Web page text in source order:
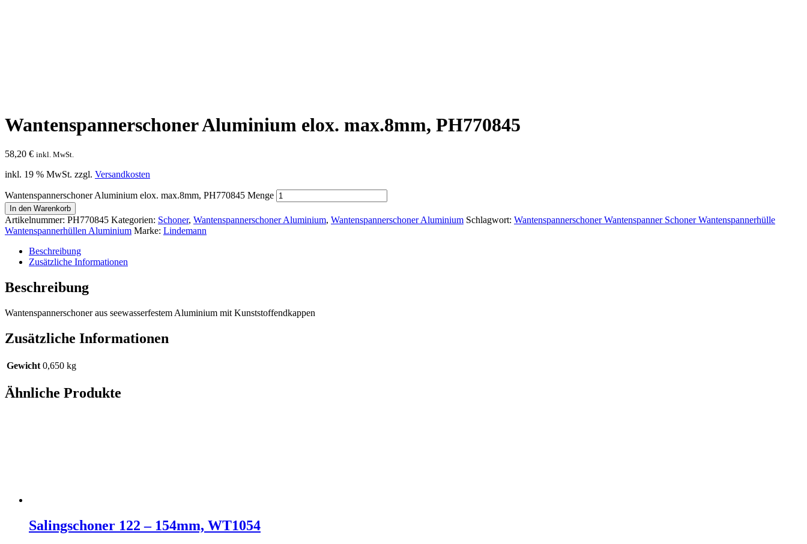
Wantenspannerschoner Aluminium elox. max.8mm, PH770845
58,20 € inkl. MwSt.
inkl. 19 % MwSt. zzgl. Versandkosten
Wantenspannerschoner Aluminium elox. max.8mm, PH770845 Menge
In den Warenkorb
Artikelnummer: PH770845 Kategorien: Schoner, Wantenspannerschoner Aluminium, Wantenspannerschoner Aluminium Schlagwort: Wantenspannerschoner Wantenspanner Schoner Wantenspannerhülle
Wantenspannerhüllen Aluminium Marke: Lindemann
Beschreibung
Zusätzliche Informationen
Beschreibung
Wantenspannerschoner aus seewasserfestem Aluminium mit Kunststoffendkappen
Zusätzliche Informationen
Gewicht 0,650 kg
Ähnliche Produkte
Salingschoner 122 – 154mm, WT1054